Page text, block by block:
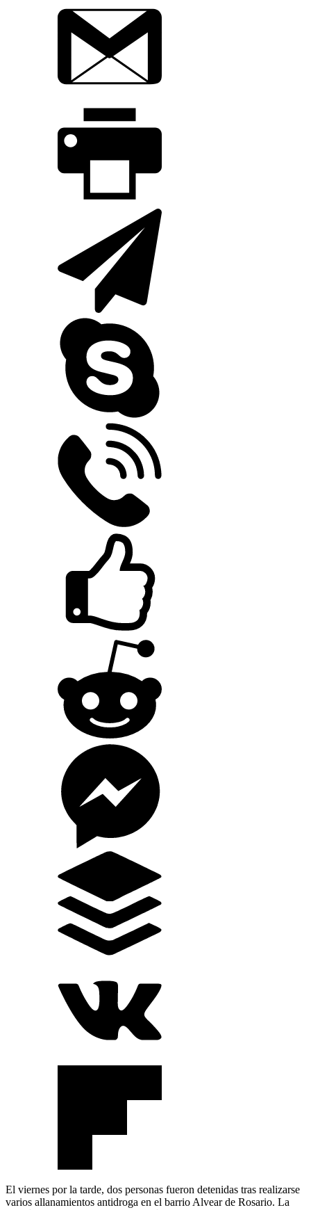
El viernes por la tarde, dos personas fueron detenidas tras realizarse
varios allanamientos antidroga en el barrio Alvear de Rosario. La